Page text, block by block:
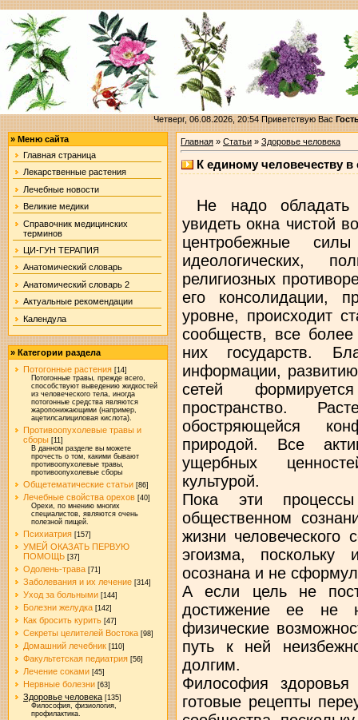
Четверг, 06.08.2026, 20:54Приветствую Вас
» Меню сайта
Главная страница
Лекарственные растения
Лечебные новости
Великие медики
Справочник медицинских
терминов
ЦИ-ГУН ТЕРАПИЯ
Анатомический словарь
Анатомический словарь 2
Актуальные рекомендации
Календула
» Категории раздела
Потогонные растения [14]
Потогонные травы, прежде всего,
способствуют выведению жидкостей
из человеческого тела, иногда
потогонные средства являются
жаропонижающими (например,
ацетилсалициловая кислота).
Противоопухолевые травы и
сборы [11]
В данном разделе вы можете
прочесть о том, какими бывают
противоопухолевые травы,
противоопухолевые сборы
Общетематические статьи [86]
Лечебные свойства орехов [40]
Орехи, по мнению многих
специалистов, являются очень
полезной пищей.
Психиатрия [157]
УМЕЙ ОКАЗАТЬ ПЕРВУЮ
ПОМОЩЬ [37]
Одолень-трава [71]
Заболевания и их лечение [314]
Уход за больными [144]
Болезни желудка [142]
Как бросить курить [47]
Секреты целителей Востока [98]
Домашний лечебник [110]
Факультетская педиатрия [56]
Лечение соками [45]
Нервные болезни [63]
Здоровье человека [135]
Философия, физиология,
профилактика.
Главная» Статьи» Здоровье человека
К единому человечеству
Не надо обладать
увидеть окна чистой
центробежные
идеологических,
религиозных
его консолидации,
уровне, происходит
сообществ, все
них государств.
информации,
сетей
пространство.
обостряющейся
природой. Все
ущербных
культурой.
Пока эти
общественном
жизни
эгоизма,
осознана и не
А если цель не
достижение ее не
физические
путь к ней
долгим.
Философия
готовые рецепты